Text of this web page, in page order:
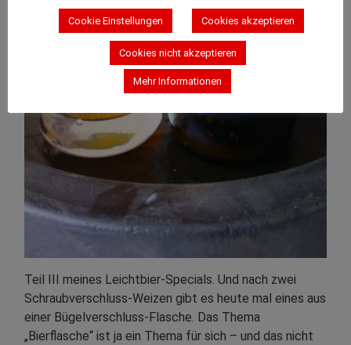
Teil III meines Leichtbier-Specials. Und nach zwei
Schraubverschluss-Weizen gibt es heute mal eines aus
einer Bügelverschluss-Flasche. Das Thema
„Bierflasche“ ist ja ein Thema für sich – und das nicht
Cookie Einstellungen Cookies akzeptieren
Cookies nicht akzeptieren
Mehr Informationen